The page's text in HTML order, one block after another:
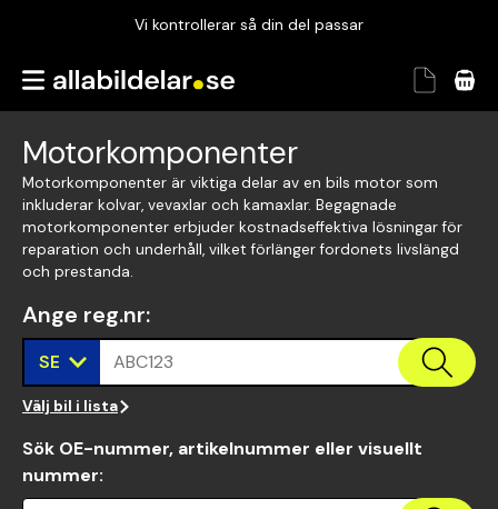
Vi kontrollerar så din del passar
Garanterad passform
Vi kontrollerar så din del passar
Motorkomponenter
Motorkomponenter är viktiga delar av en bils motor som
inkluderar kolvar, vevaxlar och kamaxlar. Begagnade
motorkomponenter erbjuder kostnadseffektiva lösningar för
reparation och underhåll, vilket förlänger fordonets livslängd
och prestanda.
Ange reg.nr:
SE ABC123
Välj bil i lista
Sök OE-nummer, artikelnummer eller visuellt
nummer: